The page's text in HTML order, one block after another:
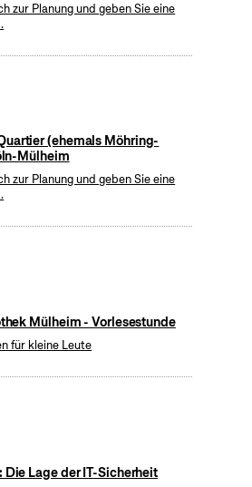
zur Planung und geben Sie eine
(ehemals Möhring-
Mülheim
zur Planung und geben Sie eine
Mülheim - Vorlesestunde
für kleine Leute
Lage der IT-Sicherheit